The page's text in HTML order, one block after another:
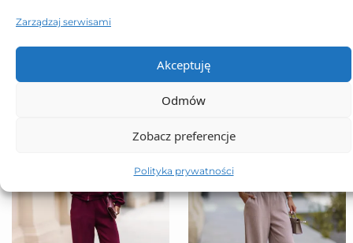
Zarządzaj serwisami
Akceptuję
Odmów
Zobacz preferencje
Polityka prywatności
TO SIĘ TERAZ SPRZEDAJE